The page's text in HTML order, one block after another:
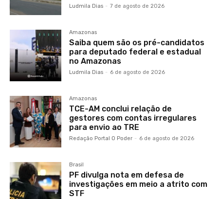
Ludmila Dias - 7 de agosto de 2026
Amazonas
Saiba quem são os pré-candidatos
para deputado federal e estadual
no Amazonas
Ludmila Dias - 6 de agosto de 2026
Amazonas
TCE-AM conclui relação de
gestores com contas irregulares
para envio ao TRE
Redação Portal O Poder - 6 de agosto de 2026
Brasil
PF divulga nota em defesa de
investigações em meio a atrito com
STF